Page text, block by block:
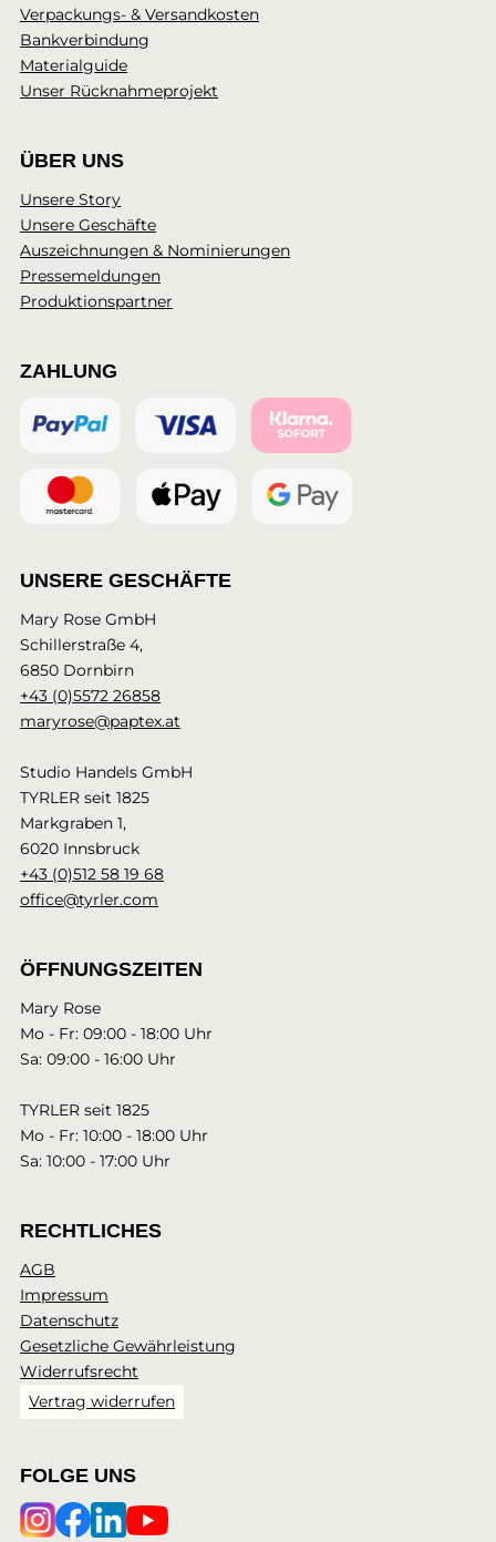
Verpackungs- & Versandkosten
Bankverbindung
Materialguide
Unser Rücknahmeprojekt
ÜBER UNS
Unsere Story
Unsere Geschäfte
Auszeichnungen & Nominierungen
Pressemeldungen
Produktionspartner
ZAHLUNG
UNSERE GESCHÄFTE
Mary Rose GmbH
Schillerstraße 4,
6850 Dornbirn
+43 (0)5572 26858
maryrose@paptex.at
Studio Handels GmbH
TYRLER seit 1825
Markgraben 1,
6020 Innsbruck
+43 (0)512 58 19 68
office@tyrler.com
ÖFFNUNGSZEITEN
Mary Rose
Mo - Fr: 09:00 - 18:00 Uhr
Sa: 09:00 - 16:00 Uhr
TYRLER seit 1825
Mo - Fr: 10:00 - 18:00 Uhr
Sa: 10:00 - 17:00 Uhr
RECHTLICHES
AGB
Impressum
Datenschutz
Gesetzliche Gewährleistung
Widerrufsrecht
Vertrag widerrufen
FOLGE UNS